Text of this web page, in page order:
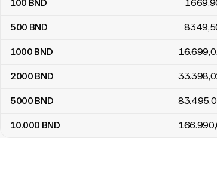
100 BND 1669
500 BND 8349
1000 BND 16.699
2000 BND 33.398
5000 BND 83.495
10.000 BND 166.990